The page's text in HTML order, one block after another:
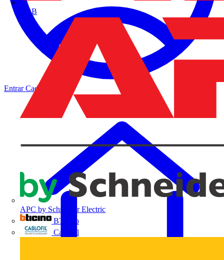
ABB
APC by Schneider Electric
BTicino
Cablofil
EntrarCadastrar